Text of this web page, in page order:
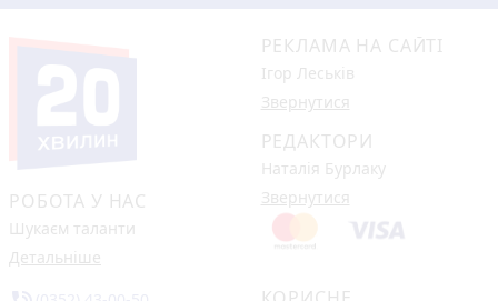
РОБОТА У НАС
Шукаєм таланти
Детальніше
РЕКЛАМА НА САЙТІ
Ігор Леськів
Звернутися
РЕДАКТОРИ
Наталія Бурлаку
Звернутися